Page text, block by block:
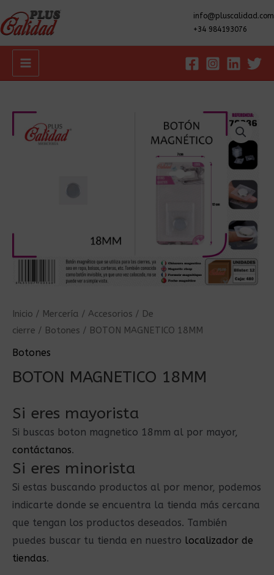
info@pluscalidad.com
+34 984193076
Main
Inicio / Mercería / Accesorios / De
cierre / Botones / BOTON MAGNETICO 18MM
Botones
BOTON MAGNETICO 18MM
Si eres mayorista
Si buscas boton magnetico 18mm al por mayor,
contáctanos.
Si eres minorista
Si estas buscando productos al por menor, podemos
indicarte donde se encuentra la tienda más cercana
que tengan los productos deseados. También
puedes buscar tu tienda en nuestro localizador de
tiendas.